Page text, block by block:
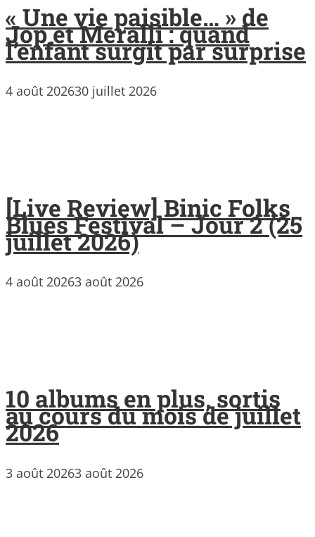
« Une vie paisible… » de
Jop et Meralli : quand
l’enfant surgit par surprise
4 août 202630 juillet 2026
[Live Review] Binic Folks
Blues Festival – Jour 2 (25
juillet 2026)
4 août 20263 août 2026
10 albums en plus, sortis
au cours du mois de juillet
2026
3 août 20263 août 2026